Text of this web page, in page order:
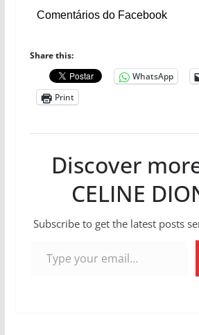
Comentários do Facebook
Share this:
WhatsApp
Print
Discover
CELINE
Subscribe to get the latest posts